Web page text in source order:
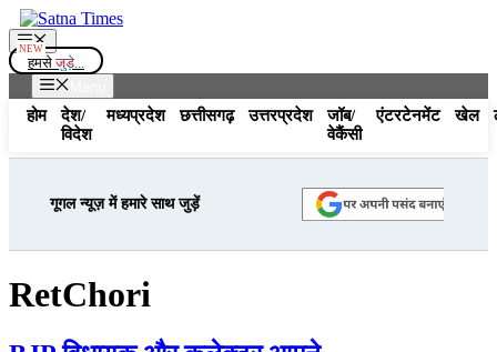
Skip
to
content
Menu
हमसे जुड़े...
होम
देश/
विदेश
मध्यप्रदेश छत्तीसगढ़ उत्तरप्रदेश
जॉब/
वेकैंसी
एंटरटेनमेंट खेल
गूगल न्यूज़ में हमारे साथ जुड़ें
RetChori